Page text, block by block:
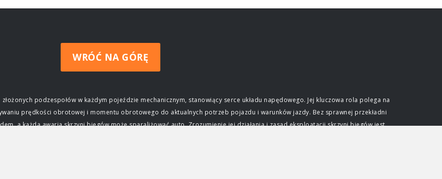
WRÓĆ NA GÓRĘ
podzespołów w każdym pojeździe mechanicznym, stanowiący serce układu napędowego. Jej kluczowa rola polega na
prędkości obrotowej i momentu obrotowego do aktualnych potrzeb pojazdu i warunków jazdy. Bez sprawnej przekładni
a każda awaria skrzyni biegów może sparaliżować auto. Zrozumienie jej działania i zasad eksploatacji skrzyni biegów jest